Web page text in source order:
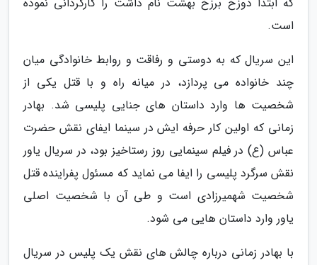
است.
این سریال که به دوستی و رفاقت و روابط خانوادگی میان
چند خانواده می پردازد، در میانه راه و با قتل یکی از
شخصیت ها وارد داستان های جنایی پلیسی شد. بهادر
زمانی که اولین کار حرفه ایش در سینما ایفای نقش حضرت
عباس (ع) در فیلم سینمایی روز رستاخیز بود، در سریال یاور
نقش سرگرد پلیسی را ایفا می نماید که مسئول پفراینده قتل
شخصیت شهمیرزادی است و طی آن با شخصیت اصلی
یاور وارد داستان هایی می شود.
با بهادر زمانی درباره چالش های نقش یک پلیس در سریال